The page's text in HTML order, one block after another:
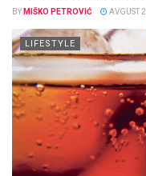
BY MIŠKO PETROVIĆ AVGUST
LIFESTYLE